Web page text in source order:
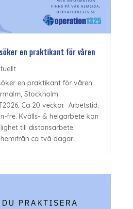
en praktikant för våren
en praktikant för våren
Stockholm
Ca 20 veckor. Arbetstid:
fre. Kvälls- & helgarbete kan
till distansarbete:
ca två dagar...